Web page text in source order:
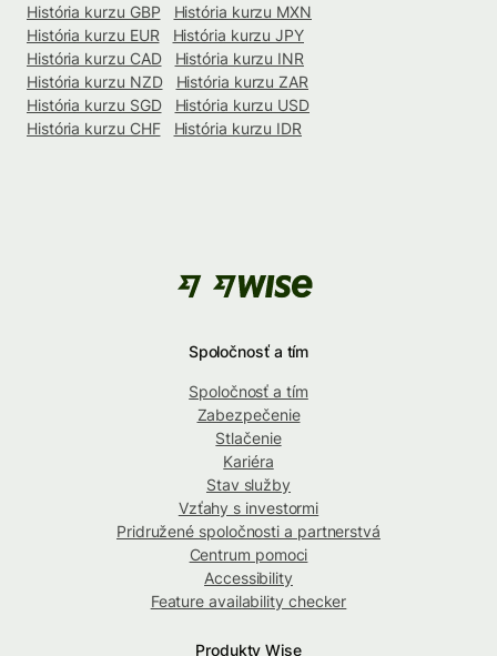
História kurzu GBP
História kurzu MXN
História kurzu EUR
História kurzu JPY
História kurzu CAD
História kurzu INR
História kurzu NZD
História kurzu ZAR
História kurzu SGD
História kurzu USD
História kurzu CHF
História kurzu IDR
Spoločnosť a tím
Spoločnosť a tím
Zabezpečenie
Stlačenie
Kariéra
Stav služby
Vzťahy s investormi
Pridružené spoločnosti a partnerstvá
Centrum pomoci
Accessibility
Feature availability checker
Produkty Wise